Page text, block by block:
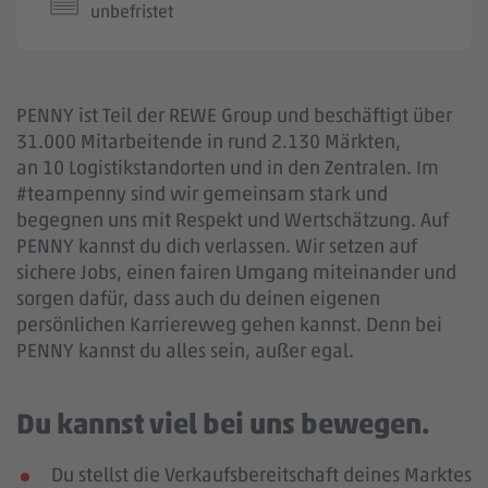
unbefristet
PENNY ist Teil der REWE Group und beschäftigt über
31.000 Mitarbeitende in rund 2.130 Märkten,
an 10 Logistikstandorten und in den Zentralen. Im
#teampenny sind wir gemeinsam stark und
begegnen uns mit Respekt und Wertschätzung. Auf
PENNY kannst du dich verlassen. Wir setzen auf
sichere Jobs, einen fairen Umgang miteinander und
sorgen dafür, dass auch du deinen eigenen
persönlichen Karriereweg gehen kannst. Denn bei
PENNY kannst du alles sein, außer egal.
Du kannst viel bei uns bewegen.
Du stellst die Verkaufsbereitschaft deines Marktes